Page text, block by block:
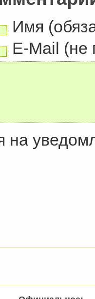
Имя
E-Mail (не
на